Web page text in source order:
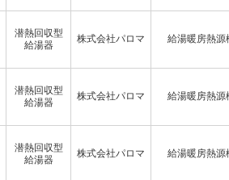
潜熱回収型
給湯器
株式会社パロマ 給湯暖房熱源
潜熱回収型
給湯器
株式会社パロマ 給湯暖房熱源
潜熱回収型
給湯器
株式会社パロマ 給湯暖房熱源